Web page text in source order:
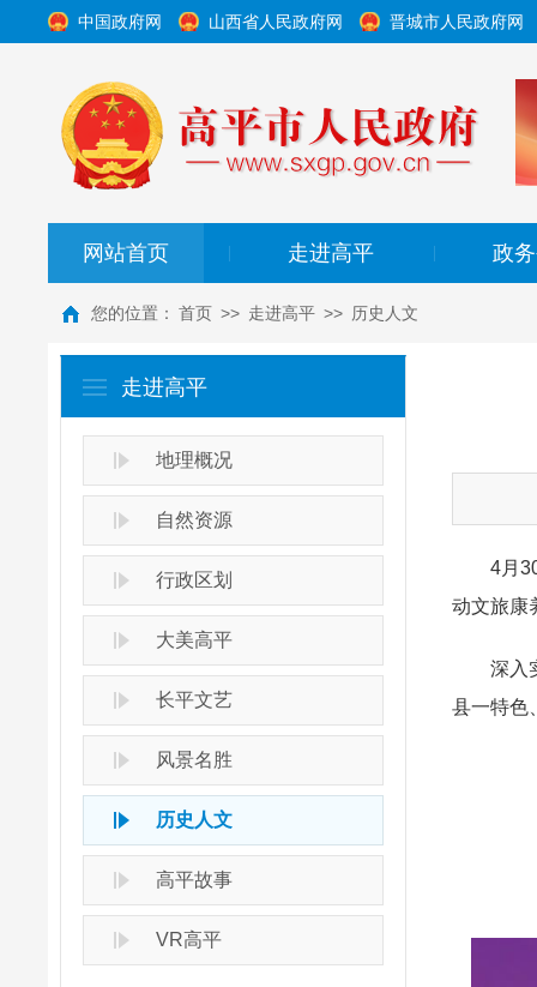
中国政府网 山西省人民政府网 晋城市人民政府网
网站首页 走进高平 政
您的位置： 首页 >> 走进高平 >> 历史人文
走进高平
地理概况
自然资源
行政区划
大美高平
长平文艺
风景名胜
历史人文
高平故事
VR高平
4月30
动文旅康
深入实
县一特色